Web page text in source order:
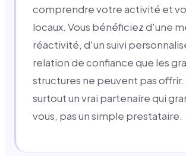
comprendre votre activité et
locaux. Vous bénéficiez d'une
réactivité, d'un suivi
relation de confiance que les
structures ne peuvent pas
surtout un vrai partenaire qui
vous, pas un simple prestataire.